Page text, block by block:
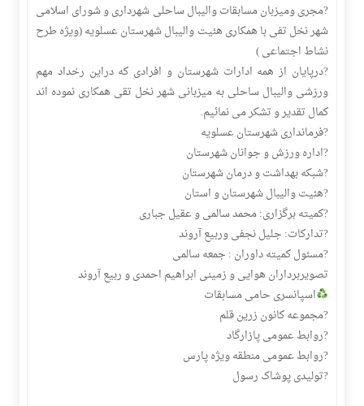
?مجری ومیزبان مسابقات والیبال ساحلی شهرداری و شورای اسلامی
شهر نخل تفی با همکاری هئیت والیبال شهرستان عسلویه (ویژه طرح
نشاط اجتماعی )
?️درپایان از همه ادارات شهرستان و افرادی که دراین رخداد مهم
ورزشی والیبال ساحلی به میزبانی شهر نخل تقی همکاری نموده اند
کمال تقدیر و تشکر می نمائیم.
?️فرمانداری شهرستان عسلویه
?️اداره ورزش و جوانان شهرستان
?️شبکه بهداشت و درمان شهرستان
?️هئیت والیبال شهرستان و استان
?️کمیته برگزاری: محمد سالمی و عقیل جباری
?️تدارکات: جلیل نجفی وربیع آروند
?️مسئول کمیته داوران : جمعه سالمی
تصویربرداران هوایی و زمینی ابراهیم احمدی و ربیع آروند
اسپانسری حامی مسابقات
?️مجموعه کانون زرین قلم
?️روابط عمومی پازارگاد
?️روابط عمومی منطقه ویژه پارس
?️تولیدی پوشاک رسول